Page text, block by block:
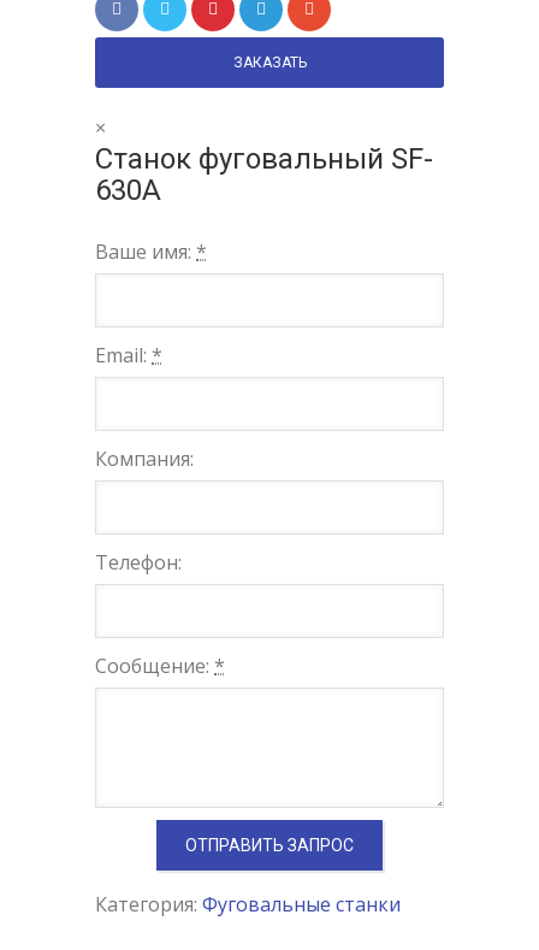
ЗАКАЗАТЬ
×
Станок фуговальный SF-
630A
Ваше имя: *
Email: *
Компания:
Телефон:
Сообщение: *
Категория: Фуговальные станки